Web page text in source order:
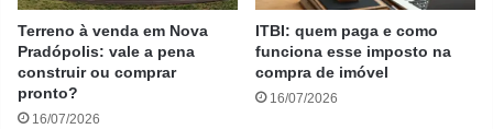
Terreno à venda em Nova
Pradópolis: vale a pena
construir ou comprar
pronto?
16/07/2026
ITBI: quem paga e como
funciona esse imposto na
compra de imóvel
16/07/2026